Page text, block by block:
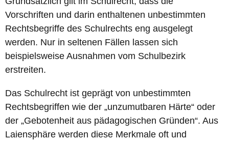
Vorschriften und darin enthaltenen unbestimmten
Rechtsbegriffe des Schulrechts eng ausgelegt
werden. Nur in seltenen Fällen lassen sich
beispielsweise Ausnahmen vom Schulbezirk
erstreiten.
Das Schulrecht ist geprägt von unbestimmten
Rechtsbegriffen wie der „unzumutbaren Härte“ oder
der „Gebotenheit aus pädagogischen Gründen“. Aus
Laiensphäre werden diese Merkmale oft und